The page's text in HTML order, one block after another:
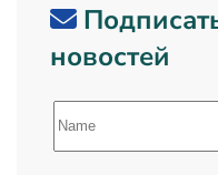
новостей